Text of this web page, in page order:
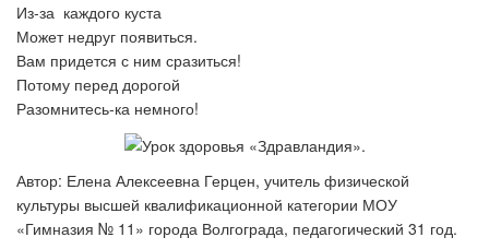
Из-за каждого куста
Может недруг появиться.
Вам придется с ним сразиться!
Потому перед дорогой
Разомнитесь-ка немного!
Автор: Елена Алексеевна Герцен, учитель физической
культуры высшей квалификационной категории МОУ
«Гимназия № 11» города Волгограда, педагогический 31 год.